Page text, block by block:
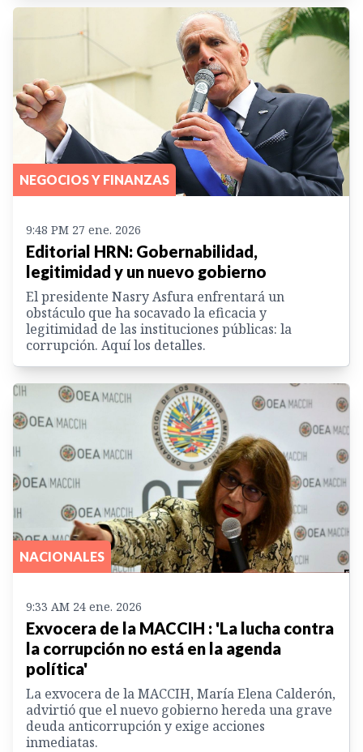
NEGOCIOS Y FINANZAS
9:48 PM 27 ene. 2026
Editorial HRN: Gobernabilidad,
legitimidad y un nuevo gobierno
El presidente Nasry Asfura enfrentará un
obstáculo que ha socavado la eficacia y
legitimidad de las instituciones públicas: la
corrupción. Aquí los detalles.
NACIONALES
9:33 AM 24 ene. 2026
Exvocera de la MACCIH : 'La lucha contra
la corrupción no está en la agenda
política'
La exvocera de la MACCIH, María Elena Calderón,
advirtió que el nuevo gobierno hereda una grave
deuda anticorrupción y exige acciones
inmediatas.